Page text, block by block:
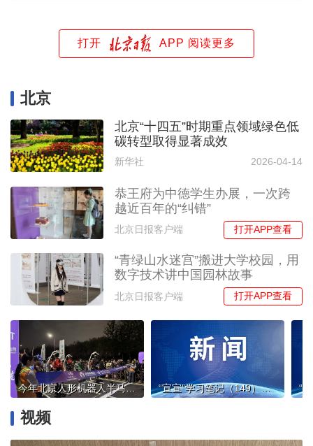
打开 APP 阅读更多
北京
北京“十四五”时期重点领域绿色低
碳转型取得显著成效
新华社 2026-04-14
恭王府为中德学生办展，一次跨
越近百年的“纠错”
北京日报客户端 打开APP查看
“青绿山水迷宫”搬进大学校园，用
数字技术讲中国园林故事
北京日报客户端 打开APP查看
今年北京人形机器人半马，首个冲线未必是冠军 “宣宣”学习笔记（149）丨深刻理解守正创新的科学内涵和重大意义
视频